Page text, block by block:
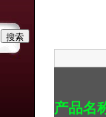
产品名